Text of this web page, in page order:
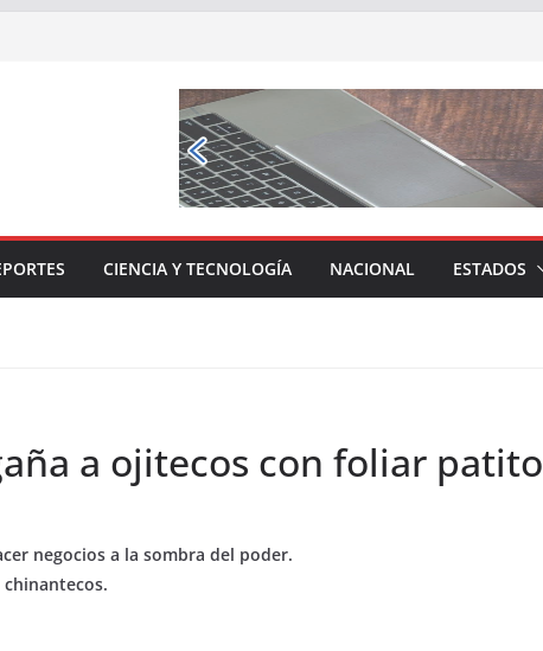
CIENCIA Y TECNOLOGÍA NACIONAL ESTADOS
a ojitecos con foliar patito
negocios a la sombra del poder.
chinantecos.